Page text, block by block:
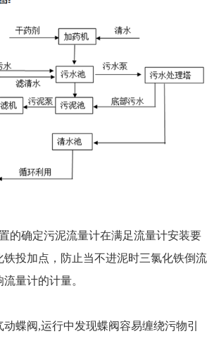
的确定污泥流量计在满足流量计安装要
投加点，防止当不进泥时三氯化铁倒流
量计的计量。
蝶阀,运行中发现蝶阀容易缠绕污物引